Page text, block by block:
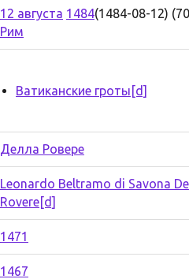
12 августа 1484(1484-08-12)
Рим
Ватиканские гроты [d]
Делла Ровере
Leonardo Beltramo di Savona
Rovere[d]
1471
1467